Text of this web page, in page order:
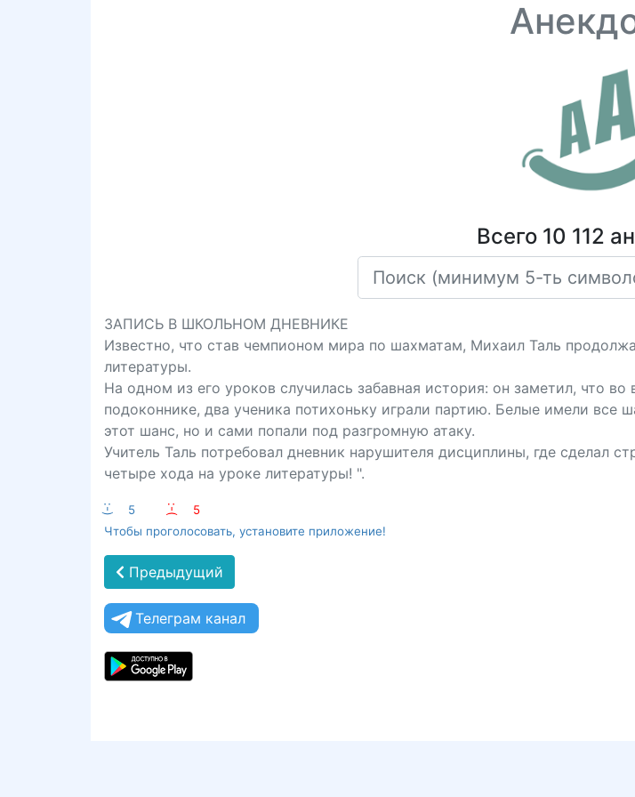
Всего 10 112
ЗАПИСЬ В ШКОЛЬНОМ ДНЕВНИКЕ
Известно, что став чемпионом мира по шахматам, Михаил Таль
литературы.
На одном из его уроков случилась забавная история: он заметил, что
подоконнике, два ученика потихоньку играли партию. Белые имели все
этот шанс, но и сами попали под разгромную атаку.
Учитель Таль потребовал дневник нарушителя дисциплины, где сделал
четыре хода на уроке литературы! ".
:-) 5 :-(
5
Чтобы проголосовать, установите приложение!
Предыдущий
Телеграм канал